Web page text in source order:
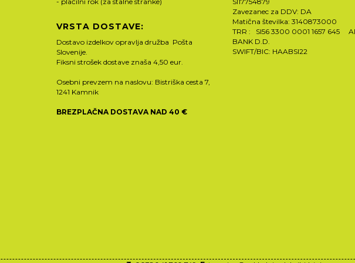
VRSTA DOSTAVE:
Dostavo izdelkov opravlja družba Pošta
Slovenije.
Fiksni strošek dostave znaša 4,50 eur.
Osebni prevzem na naslovu: Bistriška cesta 7,
1241 Kamnik
BREZPLAČNA DOSTAVA NAD 40 €
Zavezanec za DDV: DA
Matična številka: 3140873000
TRR : SI56 3300 0001 1657 645
BANK D.D.
SWIFT/BIC: HAABSI22